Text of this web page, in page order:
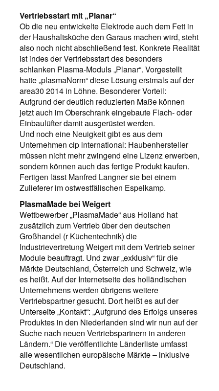
Vertriebsstart mit „Planar“
Ob die neu entwickelte Elektrode auch dem Fett in
der Haushaltsküche den Garaus machen wird, steht
also noch nicht abschließend fest. Konkrete Realität
ist indes der Vertriebsstart des besonders
schlanken Plasma-Moduls „Planar“. Vorgestellt
hatte „plasmaNorm“ diese Lösung erstmals auf der
area30 2014 in Löhne. Besonderer Vorteil:
Aufgrund der deutlich reduzierten Maße können
jetzt auch im Oberschrank eingebaute Flach- oder
Einbaulüfter damit ausgerüstet werden.
Und noch eine Neuigkeit gibt es aus dem
Unternehmen cip international: Haubenhersteller
müssen nicht mehr zwingend eine Lizenz erwerben,
sondern können auch das fertige Produkt kaufen.
Fertigen lässt Manfred Langner sie bei einem
Zulieferer im ostwestfälischen Espelkamp.
PlasmaMade bei Weigert
Wettbewerber „PlasmaMade“ aus Holland hat
zusätzlich zum Vertrieb über den deutschen
Großhandel (r Küchentechnik) die
Industrievertretung Weigert mit dem Vertrieb seiner
Module beauftragt. Und zwar „exklusiv“ für die
Märkte Deutschland, Österreich und Schweiz, wie
es heißt. Auf der Internetseite des holländischen
Unternehmens werden übrigens weitere
Vertriebspartner gesucht. Dort heißt es auf der
Unterseite „Kontakt“: „Aufgrund des Erfolgs unseres
Produktes in den Niederlanden sind wir nun auf der
Suche nach neuen Vertriebspartnern in anderen
Ländern.“ Die veröffentlichte Länderliste umfasst
alle wesentlichen europäische Märkte – inklusive
Deutschland.